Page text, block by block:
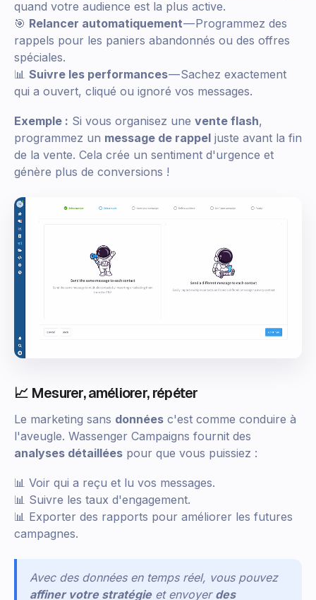
quand votre audience est la plus active.
🎯 Relancer automatiquement— Programmez des
rappels pour les paniers abandonnés ou des offres
spéciales.
📊 Suivre les performances— Sachez exactement
qui a ouvert, cliqué ou ignoré vos messages.
Exemple : Si vous organisez une vente flash,
programmez un message de rappel juste avant la fin
de la vente. Cela crée un sentiment d'urgence et
génère plus de conversions !
📈 Mesurer, améliorer, répéter
Le marketing sans données c'est comme conduire à
l'aveugle. Wassenger Campaigns fournit des
analyses détaillées pour que vous puissiez :
📊 Voir qui a reçu et lu vos messages.
📊 Suivre les taux d'engagement.
📊 Exporter des rapports pour améliorer les futures
campagnes.
Avec des données en temps réel, vous pouvez
affiner votre stratégie et envoyer des